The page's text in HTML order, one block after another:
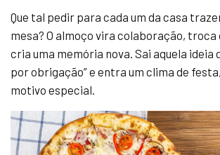
Que tal pedir para cada um da casa
mesa? O almoço vira colaboração, troca
cria uma memória nova. Sai aquela ideia
por obrigação” e entra um clima de
motivo especial.